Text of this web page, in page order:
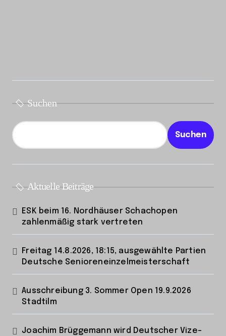
Suchen
Suchen
Aktuelle Beiträge
ESK beim 16. Nordhäuser Schachopen
zahlenmäßig stark vertreten
Freitag 14.8.2026, 18:15, ausgewählte Partien
Deutsche Senioreneinzelmeisterschaft
Ausschreibung 3. Sommer Open 19.9.2026
Stadtilm
Joachim Brüggemann wird Deutscher Vize-